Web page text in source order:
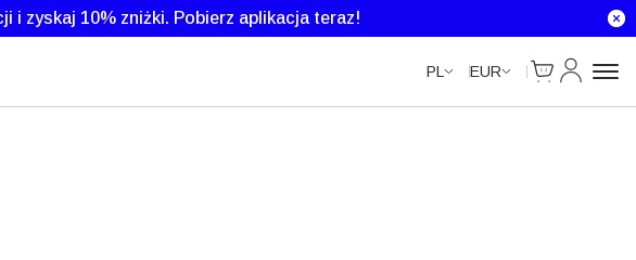
i zyskaj 10% zniżki. Pobierz aplikacja teraz!
PL EUR
Cart
Moje